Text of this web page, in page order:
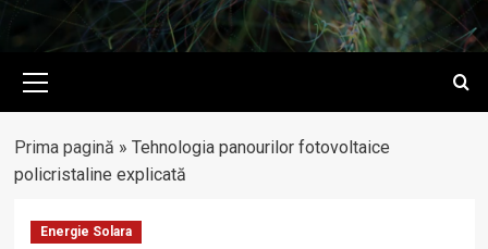
Menu
Prima pagină » Tehnologia panourilor fotovoltaice
policristaline explicată
Energie Solara